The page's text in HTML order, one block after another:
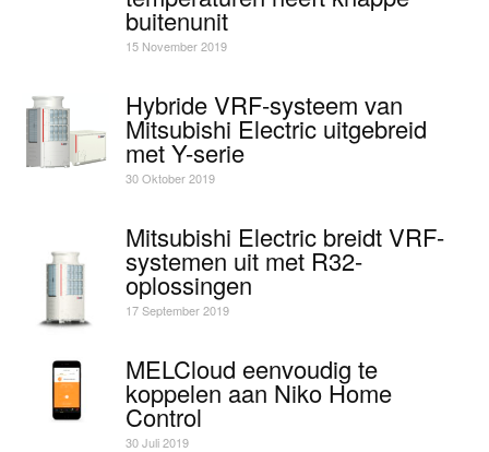
buitenunit
15 November 2019
Hybride VRF-systeem van
Mitsubishi Electric uitgebreid
met Y-serie
30 Oktober 2019
Mitsubishi Electric breidt VRF-
systemen uit met R32-
oplossingen
17 September 2019
MELCloud eenvoudig te
koppelen aan Niko Home
Control
30 Juli 2019